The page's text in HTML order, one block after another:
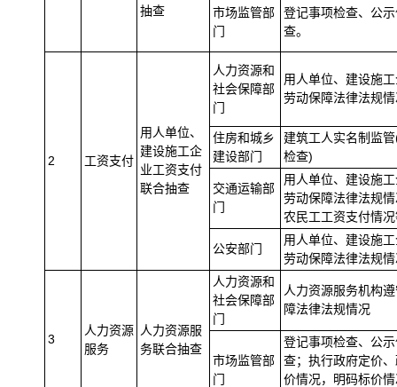
抽查
市场监管部
门
登记事项检查、公
查。
2 工资支付
用人单位、
建设施工企
业工资支付
联合抽查
人力资源和
社会保障部
门
用人单位、建设施
劳动保障法律法规
住房和城乡
建设部门
建筑工人实名制监
检查)
交通运输部
门
用人单位、建设施
劳动保障法律法规
农民工工资支付情
公安部门
用人单位、建设施
劳动保障法律法规
3
人力资源
服务
人力资源服
务联合抽查
人力资源和
社会保障部
门
人力资源服务机构
障法律法规情况
市场监管部
门
登记事项检查、公
查；执行政府定价
价情况，明码标价